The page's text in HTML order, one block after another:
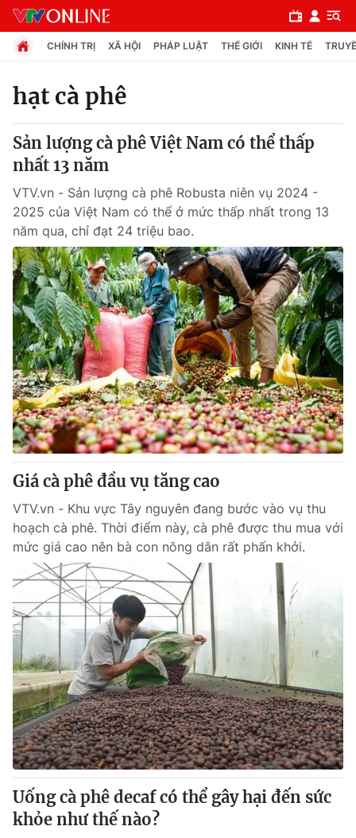
Chuyên mục
Chính trị
Xã hội
Pháp luật
Y tế
Thế giới
Tin tức
Thế giới đó đây
Câu chuyện quốc tế
Kinh tế
Tài chính
Thị trường
Góc doanh nghiệp
Dữ liệu và đời sống
Truyền hình
Phim VTV
Hậu trường
Nhân vật
Khán giả
Giải sao mai
Giải trí
Điện ảnh
Âm nhạc
Sao
Đời sống
Du lịch
Làm đẹp
Chất lượng cuộc sống
Giáo dục
Tuyển sinh
Học trực tuyến
Công nghệ
Hitech Công nghệ tương lai
Sản phẩm
Thị trường
Tư vấn
Giao lưu trực tuyến
Lịch phát sóng
Chuyên mục khác
CHÍNH TRỊ XÃ HỘI PHÁP LUẬT THẾ GIỚI KINH TẾ
hạt cà phê
Sản lượng cà phê Việt Nam có thể thấp
nhất 13 năm
VTV.vn - Sản lượng cà phê Robusta niên vụ 2024 -
2025 của Việt Nam có thể ở mức thấp nhất trong 13
năm qua, chỉ đạt 24 triệu bao.
Giá cà phê đầu vụ tăng cao
VTV.vn - Khu vực Tây nguyên đang bước vào vụ thu
hoạch cà phê. Thời điểm này, cà phê được thu mua với
mức giá cao nên bà con nông dân rất phấn khởi.
Uống cà phê decaf có thể gây hại đến sức
khỏe như thế nào?